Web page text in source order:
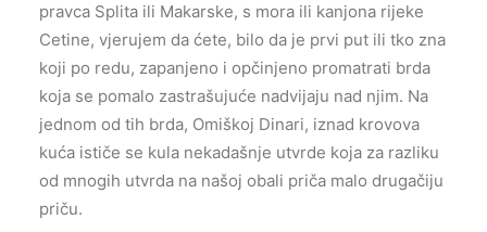
pravca Splita ili Makarske, s mora ili kanjona rijeke
Cetine, vjerujem da ćete, bilo da je prvi put ili tko zna
koji po redu, zapanjeno i opčinjeno promatrati brda
koja se pomalo zastrašujuće nadvijaju nad njim. Na
jednom od tih brda, Omiškoj Dinari, iznad krovova
kuća ističe se kula nekadašnje utvrde koja za razliku
od mnogih utvrda na našoj obali priča malo drugačiju
priču.